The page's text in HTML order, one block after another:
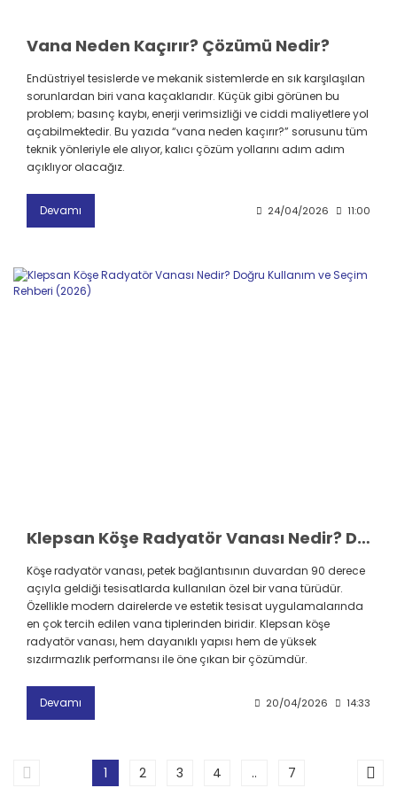
Vana Neden Kaçırır? Çözümü Nedir?
Endüstriyel tesislerde ve mekanik sistemlerde en sık karşılaşılan
sorunlardan biri vana kaçaklarıdır. Küçük gibi görünen bu
problem; basınç kaybı, enerji verimsizliği ve ciddi maliyetlere yol
açabilmektedir. Bu yazıda “vana neden kaçırır?” sorusunu tüm
teknik yönleriyle ele alıyor, kalıcı çözüm yollarını adım adım
açıklıyor olacağız.
Devamı 24/04/2026 11:00
Klepsan Köşe Radyatör Vanası Nedir? Doğru Kullanım ve Seçim Rehberi (2026)
Köşe radyatör vanası, petek bağlantısının duvardan 90 derece
açıyla geldiği tesisatlarda kullanılan özel bir vana türüdür.
Özellikle modern dairelerde ve estetik tesisat uygulamalarında
en çok tercih edilen vana tiplerinden biridir. Klepsan köşe
radyatör vanası, hem dayanıklı yapısı hem de yüksek
sızdırmazlık performansı ile öne çıkan bir çözümdür.
Devamı 20/04/2026 14:33
1 2 3 4 .. 7